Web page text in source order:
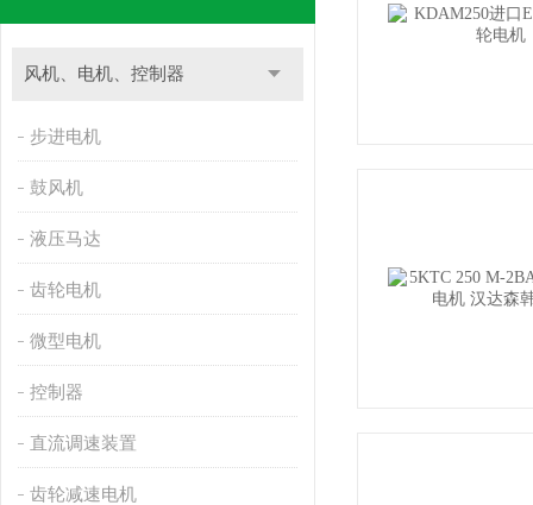
风机、电机、控制器
步进电机
鼓风机
液压马达
齿轮电机
微型电机
控制器
直流调速装置
齿轮减速电机